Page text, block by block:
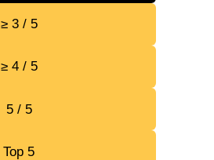
≥ 3 / 5
≥ 4 / 5
5 / 5
Top 5